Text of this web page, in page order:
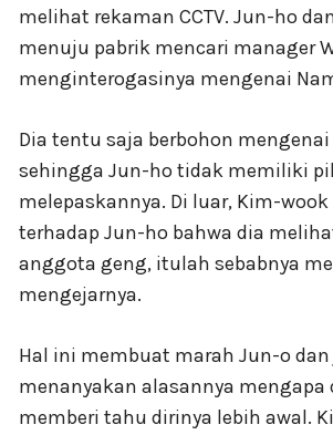
melihat rekaman CCTV. Jun-ho
menuju pabrik mencari manager
menginterogasinya mengenai
Dia tentu saja berbohon
sehingga Jun-ho tidak memiliki
melepaskannya. Di luar, Kim-
terhadap Jun-ho bahwa dia
anggota geng, itulah sebabnya
mengejarnya.
Hal ini membuat marah Jun-o
menanyakan alasannya mengapa
memberi tahu dirinya lebih awal.